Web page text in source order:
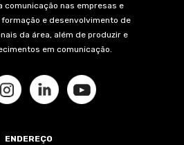
comunicação nas empresas e
e desenvolvimento de
da área, além de produzir e
em comunicação.
ENDEREÇO